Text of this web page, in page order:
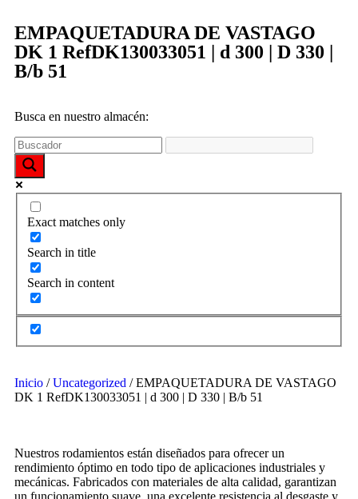
EMPAQUETADURA DE VASTAGO
DK 1 RefDK130033051 | d 300 | D 330 |
B/b 51
Busca en nuestro almacén:
Exact matches only
Search in title
Search in content
Inicio /Uncategorized / EMPAQUETADURA DE VASTAGO
DK 1 RefDK130033051 | d 300 | D 330 | B/b 51
Nuestros rodamientos están diseñados para ofrecer un
rendimiento óptimo en todo tipo de aplicaciones industriales y
mecánicas. Fabricados con materiales de alta calidad, garantizan
necesarias
para que
funcione la
web y que
nuestro
Para que
podamos
mejorar la
funcionalidad
y estructura
de la web,
utilizaremos
las
estadísticas
de uso en la
de lo que
ofrecemos y
Experiencia